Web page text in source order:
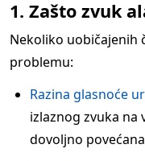
1. Zašto zvuk
Nekoliko uobičajenih
problemu:
Razina glasnoće
izlaznog zvuka na
dovoljno